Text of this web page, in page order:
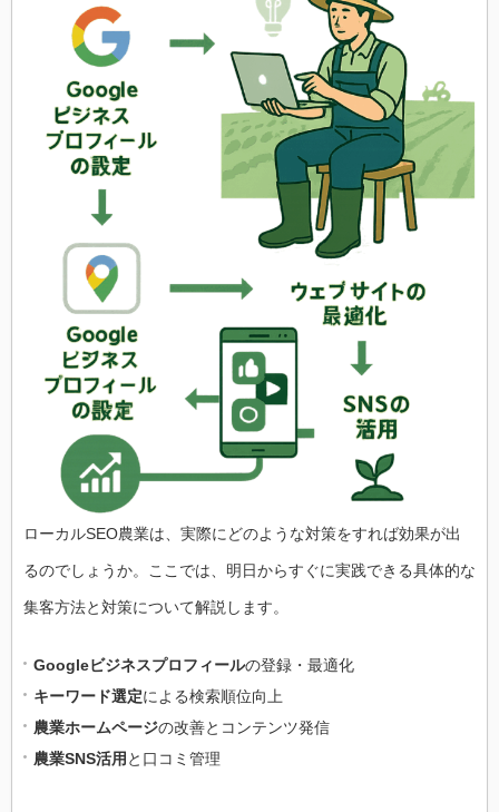
ローカルSEO農業は、実際にどのような対策をすれば効果が出
るのでしょうか。ここでは、明日からすぐに実践できる具体的な
集客方法と対策について解説します。
Googleビジネスプロフィールの登録・最適化
キーワード選定による検索順位向上
農業ホームページの改善とコンテンツ発信
農業SNS活用と口コミ管理